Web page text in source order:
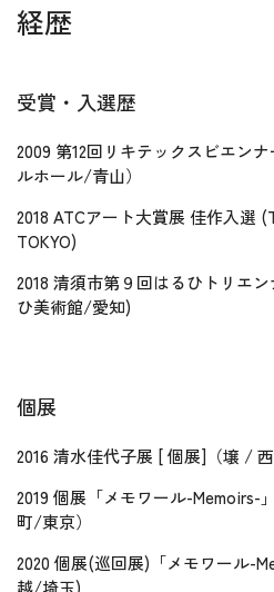
経歴
受賞・入選歴
2009 第12回リキテックスビエン
ルホール/青山）
2018 ATCアート大賞展 佳作入選
TOKYO)
2018 清須市第９回はるひトリエ
ひ美術館/愛知)
個展
2016 清水佳代子展 [ 個展]（壌 / 西
2019 個展「メモワール-Memoirs-
町/東京）
2020 個展(巡回展)「メモワール-
越/埼玉)